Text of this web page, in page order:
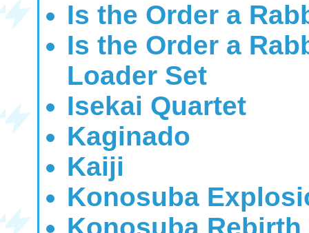
Is the Order a
Is the Order a
Loader Set
Isekai Quartet
Kaginado
Kaiji
Konosuba